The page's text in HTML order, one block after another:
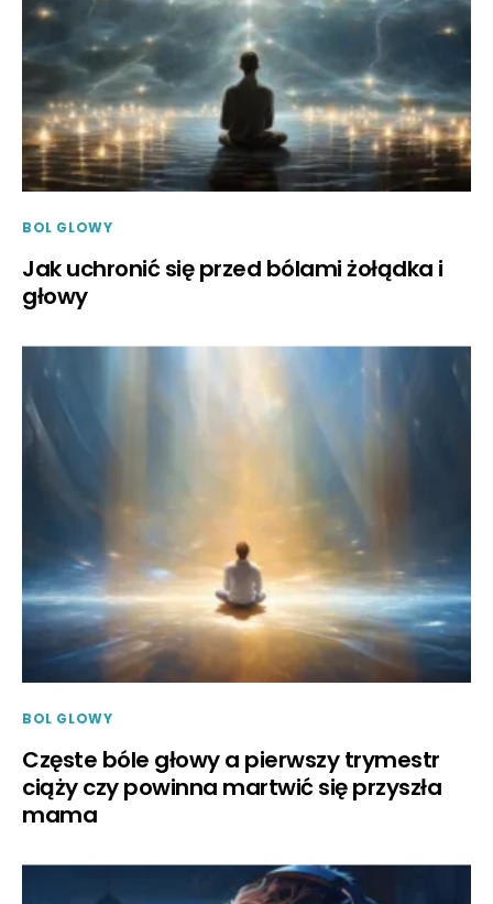
BOL GLOWY
Jak uchronić się przed bólami żołądka i
głowy
BOL GLOWY
Częste bóle głowy a pierwszy trymestr
ciąży czy powinna martwić się przyszła
mama